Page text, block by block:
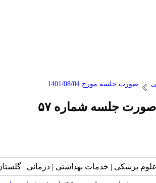
صورت جلسه مورخ 1401/08/04